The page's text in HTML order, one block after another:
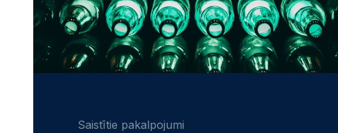
Saistītie pakalpojumi